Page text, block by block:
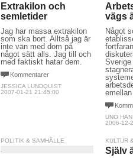
Extrakilon och
semletider
Jag har massa extrakilon
som ska bort. Alltså jag är
inte vän med dom på
något sätt alls. Jag till och
med faktiskt hatar dem.
Kommentarer
JESSICA LUNDQUIST
2007-01-21 21:45:00
vägs
Något
UNO
2006-12-
POLITIK & SAMHÄLLE KULTUR
Själv